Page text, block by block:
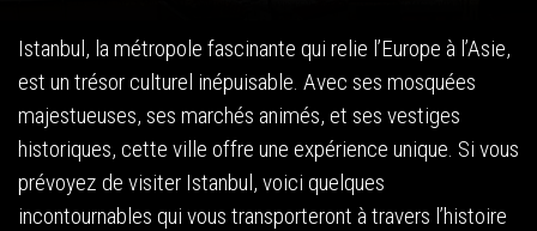
Istanbul, la métropole fascinante qui relie l’Europe à l’Asie,
est un trésor culturel inépuisable. Avec ses mosquées
majestueuses, ses marchés animés, et ses vestiges
historiques, cette ville offre une expérience unique. Si vous
prévoyez de visiter Istanbul, voici quelques
incontournables qui vous transporteront à travers l’histoire